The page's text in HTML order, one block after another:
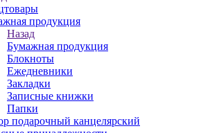
продукция
Назад
Бумажная продукция
Блокноты
Ежедневники
Закладки
Записные книжки
Папки
подарочный канцелярский